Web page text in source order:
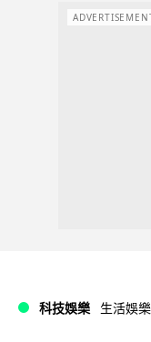
科技娛樂 生活娛樂